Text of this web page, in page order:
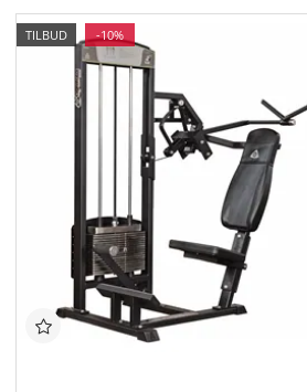
TILBUD -10%